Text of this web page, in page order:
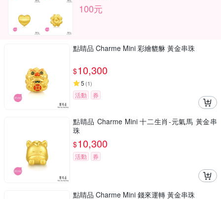
100元
點睛品 Charme Mini 彩繪貔貅 黃金串珠
$10,300
5 (1)
活動 券
點睛品 Charme Mini 十二生肖-元氣馬 黃金串
珠
$10,300
活動 券
點睛品 Charme Mini 錢來運轉 黃金串珠